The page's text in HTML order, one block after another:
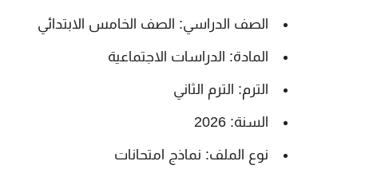
الصف الدراسي: الصف الخامس الابتدائي
المادة: الدراسات الاجتماعية
الترم: الترم الثاني
السنة: 2026
نوع الملف: نماذج امتحانات